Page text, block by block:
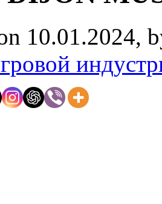
10.01.2024,